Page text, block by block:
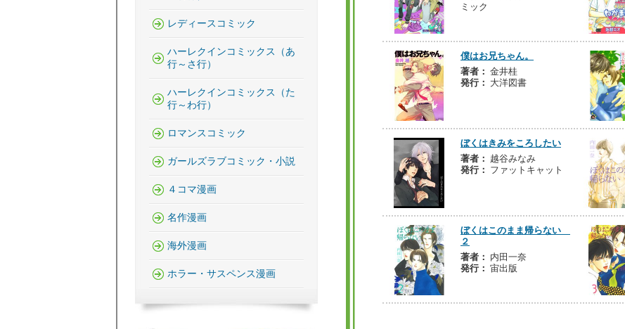
ミック
僕はお兄ちゃん。
著者： 金井桂
発行： 大洋図書
ぼくはきみをころしたい
著者： 越谷みなみ
発行： ファットキャット
ぼくはこのまま帰らない
２
著者： 内田一奈
発行： 宙出版
レディースコミック
ハーレクインコミックス（あ
行～さ行）
ハーレクインコミックス（た
行～わ行）
ロマンスコミック
ガールズラブコミック・小説
４コマ漫画
名作漫画
海外漫画
ホラー・サスペンス漫画